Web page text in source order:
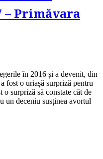
– Primăvara
în 2016 și a devenit, din
fost o uriașă surpriză pentru
surpriză să constate cât de
un deceniu susținea avortul